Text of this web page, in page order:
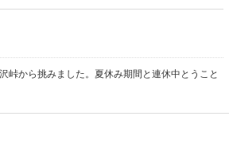
峠から挑みました。夏休み期間と連休中とうこと